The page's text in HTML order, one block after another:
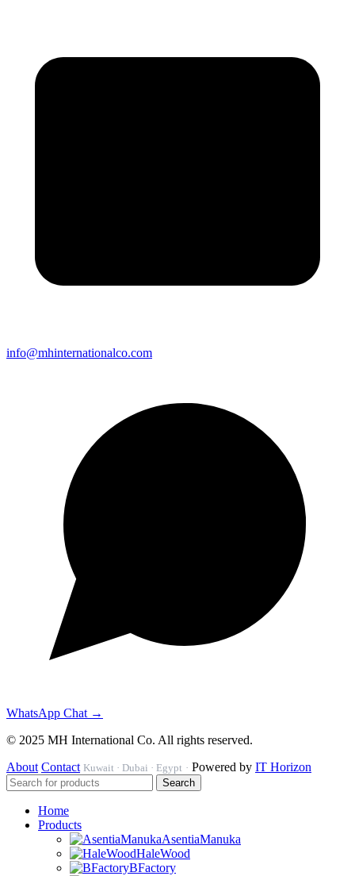
info@mhinternationalco.com
WhatsApp Chat →
© 2025 MH International Co. All rights reserved.
About Contact Kuwait · Dubai · Egypt · Powered by IT Horizon
Search
Home
Products
AsentiaManuka
HaleWood
BFactory